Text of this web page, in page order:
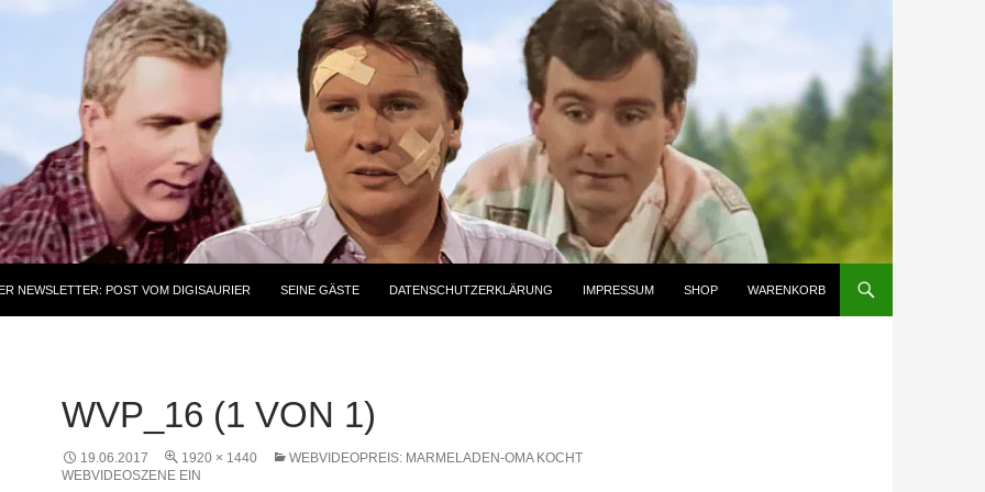
NEWSLETTER: POST VOM DIGISAURIER SEINE GÄSTE DATENSCHUTZERKLÄRUNG IMPRESSUM SHOP WARENKORB
WVP_16 (1 VON 1)
19.06.2017 1920 × 1440
WEBVIDEOPREIS: MARMELADEN-OMA KOCHT
WEBVIDEOSZENE EIN